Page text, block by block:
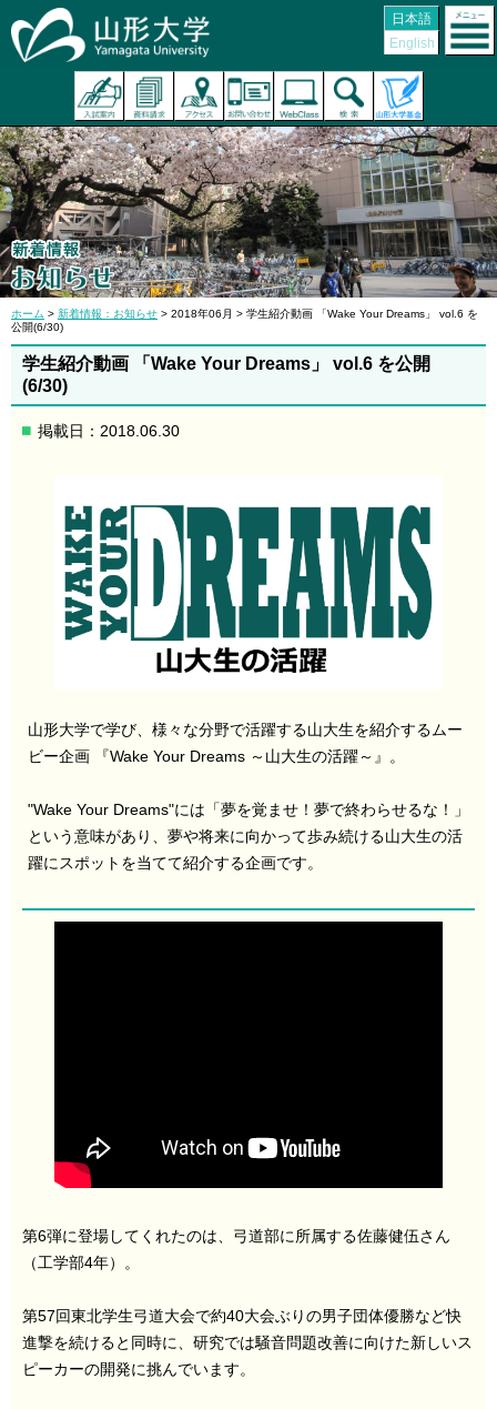
日本語
English
ホーム > 新着情報：お知らせ > 2018年06月 > 学生紹介動画 「Wake Your Dreams」 vol.6 を
公開(6/30)
学生紹介動画 「Wake Your Dreams」 vol.6 を公開
(6/30)
掲載日：2018.06.30
山形大学で学び、様々な分野で活躍する山大生を紹介するムー
ビー企画 『Wake Your Dreams ～山大生の活躍～』。
"Wake Your Dreams"には「夢を覚ませ！夢で終わらせるな！」
という意味があり、夢や将来に向かって歩み続ける山大生の活
躍にスポットを当てて紹介する企画です。
第6弾に登場してくれたのは、弓道部に所属する佐藤健伍さん
（工学部4年）。
第57回東北学生弓道大会で約40大会ぶりの男子団体優勝など快
進撃を続けると同時に、研究では騒音問題改善に向けた新しいス
ピーカーの開発に挑んでいます。